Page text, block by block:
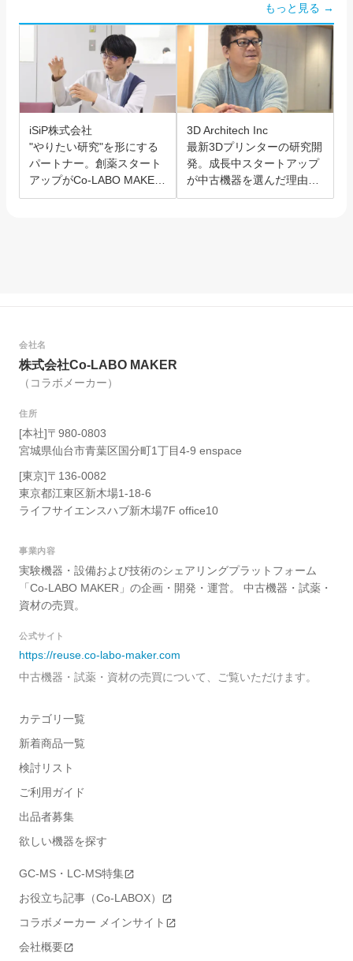
もっと見る →
iSiP株式会社
"やりたい研究"を形にする
パートナー。創薬スタート
アップがCo-LABO MAKER
を選んだ理由。
3D Architech Inc
最新3Dプリンターの研究開
発。成長中スタートアップ
が中古機器を選んだ理由と
は？
会社名
株式会社Co-LABO MAKER
（コラボメーカー）
住所
[本社]〒980-0803
宮城県仙台市青葉区国分町1丁目4-9 enspace
[東京]〒136-0082
東京都江東区新木場1-18-6
ライフサイエンスハブ新木場7F office10
事業内容
実験機器・設備および技術のシェアリングプラットフォーム
「Co-LABO MAKER」の企画・開発・運営。 中古機器・試薬・
資材の売買。
公式サイト
https://reuse.co-labo-maker.com
中古機器・試薬・資材の売買について、ご覧いただけます。
カテゴリ一覧
新着商品一覧
検討リスト
ご利用ガイド
出品者募集
欲しい機器を探す
GC-MS・LC-MS特集
お役立ち記事（Co-LABOX）
コラボメーカー メインサイト
会社概要